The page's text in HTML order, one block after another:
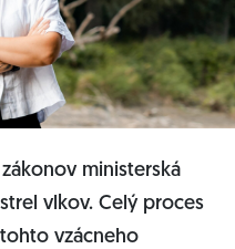
ministerská
vlkov. Celý proces
vzácneho